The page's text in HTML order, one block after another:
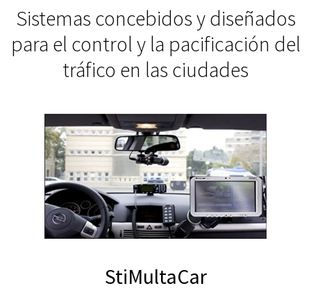
Sistemas concebidos y diseñados
para el control y la pacificación del
tráfico en las ciudades
StiMultaCar